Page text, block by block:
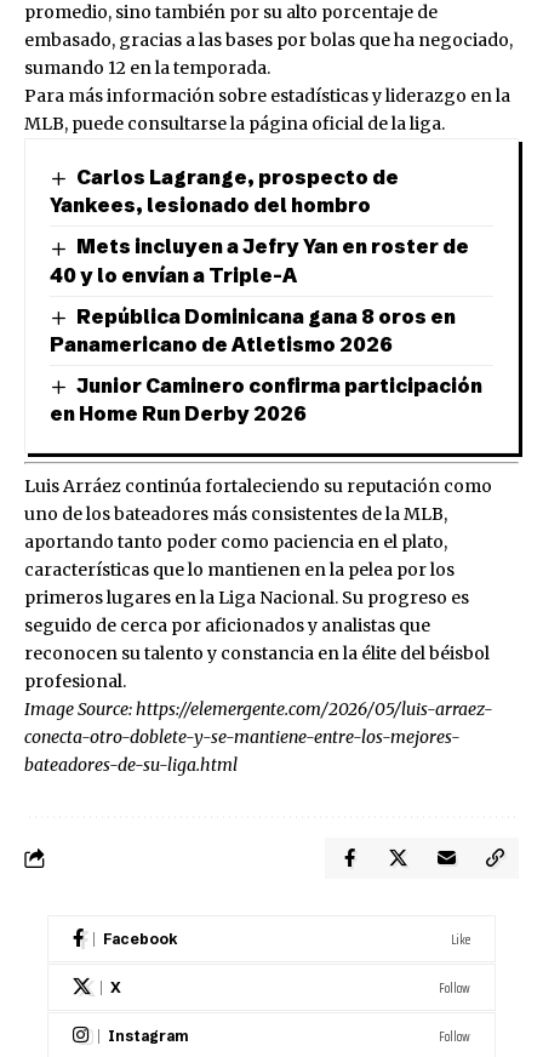
promedio, sino también por su alto porcentaje de
embasado, gracias a las bases por bolas que ha negociado,
sumando 12 en la temporada.
Para más información sobre estadísticas y liderazgo en la
MLB, puede consultarse la página oficial de la liga.
Carlos Lagrange, prospecto de
Yankees, lesionado del hombro
Mets incluyen a Jefry Yan en roster de
40 y lo envían a Triple-A
República Dominicana gana 8 oros en
Panamericano de Atletismo 2026
Junior Caminero confirma participación
en Home Run Derby 2026
Luis Arráez continúa fortaleciendo su reputación como
uno de los bateadores más consistentes de la MLB,
aportando tanto poder como paciencia en el plato,
características que lo mantienen en la pelea por los
primeros lugares en la Liga Nacional. Su progreso es
seguido de cerca por aficionados y analistas que
reconocen su talento y constancia en la élite del béisbol
profesional.
Image Source:https://elemergente.com/2026/05/luis-arraez-
conecta-otro-doblete-y-se-mantiene-entre-los-mejores-
bateadores-de-su-liga.html
Facebook Like
X Follow
Instagram Follow